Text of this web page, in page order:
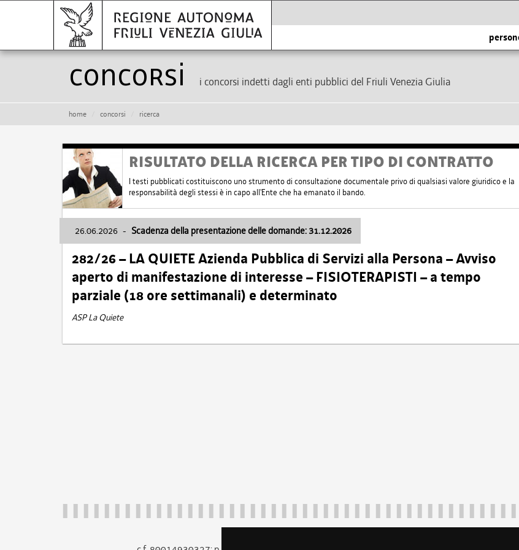
Concorsi i concorsi indetti dagli enti pubblici del Friuli Venezia Giulia
home concorsi ricerca
RISULTATO DELLA RICERCA PER TIPO DI CONTRATTO
I testi pubblicati costituiscono uno strumento di consultazione documentale privo di qualsiasi valore giuridico e la
responsabilità degli stessi è in capo all'Ente che ha emanato il bando.
26.06.2026 - Scadenza della presentazione delle domande: 31.12.2026
282/26 – LA QUIETE Azienda Pubblica di Servizi alla Persona – Avviso
aperto di manifestazione di interesse – FISIOTERAPISTI – a tempo
parziale (18 ore settimanali) e determinato
ASP La Quiete